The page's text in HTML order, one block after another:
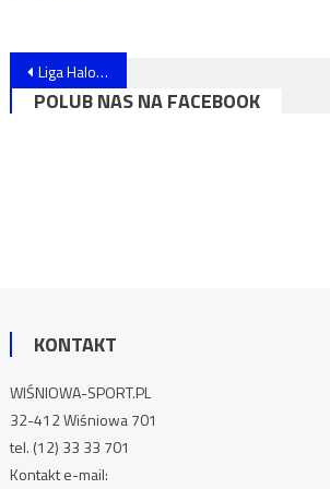
Nawigacja
wpisu
Liga Halowa GOKiS CUP – terminarz III kolejki rozgrywek 14/15 luty 2026 r.!!! AKTUALIZACJA !!!
POLUB NAS NA FACEBOOK
KONTAKT
WIŚNIOWA-SPORT.PL
32-412 Wiśniowa 701
tel. (12) 33 33 701
Kontakt e-mail: